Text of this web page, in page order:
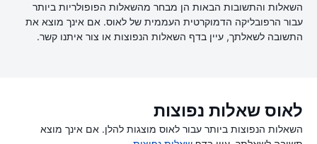
השאלות והתשובות הבאות הן מבחר מהשאלות הפופולריות ביותר
עבור הרפובליקה הדמוקרטית העממית של לאוס. אם אינך מוצא את
התשובה לשאלתך, עיין בדף השאלות הנפוצות או צור איתנו קשר.
לאוס שאלות נפוצות
השאלות הנפוצות ביותר עבור לאוס מוצגות להלן. אם אינך מוצא